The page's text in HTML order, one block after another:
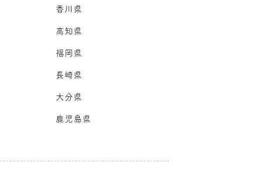
香川県
高知県
福岡県
長崎県
大分県
鹿児島県